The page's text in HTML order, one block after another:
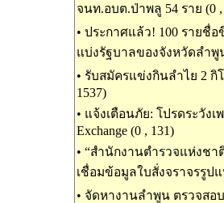
จนท.อบต.ป่าพลู 54 ราย (0 ,
• ประกาศแล้ว! 100 รายชื่
แบ่งรัฐบาลของจังหวัดลำพู
• รับสมัครแข่งกินลำไย 2 กิ
1537)
• แจ้งเตือนภัย: โปรดระวังเ
Exchange (0 , 131)
• “สำนักงานตำรวจแห่งชา
เชื่อมข้อมูลใบสั่งจราจรรูป
• จัดหางานลำพูน ตรวจสอ